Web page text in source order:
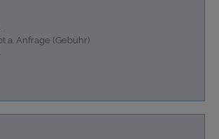
a. Anfrage (Gebühr)